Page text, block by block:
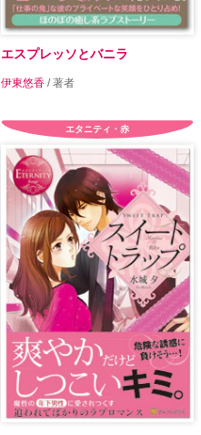
エスプレッソとバニラ
伊東悠香 / 著者
エタニティ・赤